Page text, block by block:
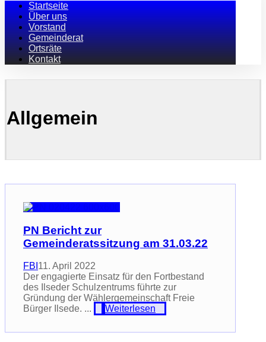
Startseite
Über uns
Vorstand
Gemeinderat
Ortsräte
Kontakt
Allgemein
PN Bericht zur
Gemeinderatssitzung am 31.03.22
FBI 11. April 2022
Der engagierte Einsatz für den Fortbestand
des Ilseder Schulzentrums führte zur
Gründung der Wählergemeinschaft Freie
Bürger Ilsede. ...
Weiterlesen